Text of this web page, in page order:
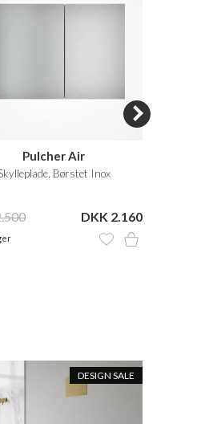
Pulcher Air
Børstet Inox
DKK 2.160
DESIGN SALE